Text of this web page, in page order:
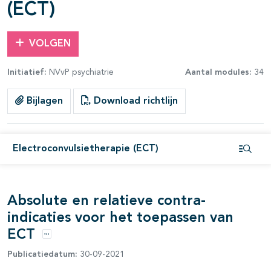
(ECT)
VOLGEN
Initiatief: NVvP psychiatrie Aantal modules: 34
Bijlagen Download richtlijn
Electroconvulsietherapie (ECT)
open- en dichtklappen
open- en dichtklappen
Absolute en relatieve contra-
indicaties voor het toepassen van
ECT
Opties
Publicatiedatum: 30-09-2021